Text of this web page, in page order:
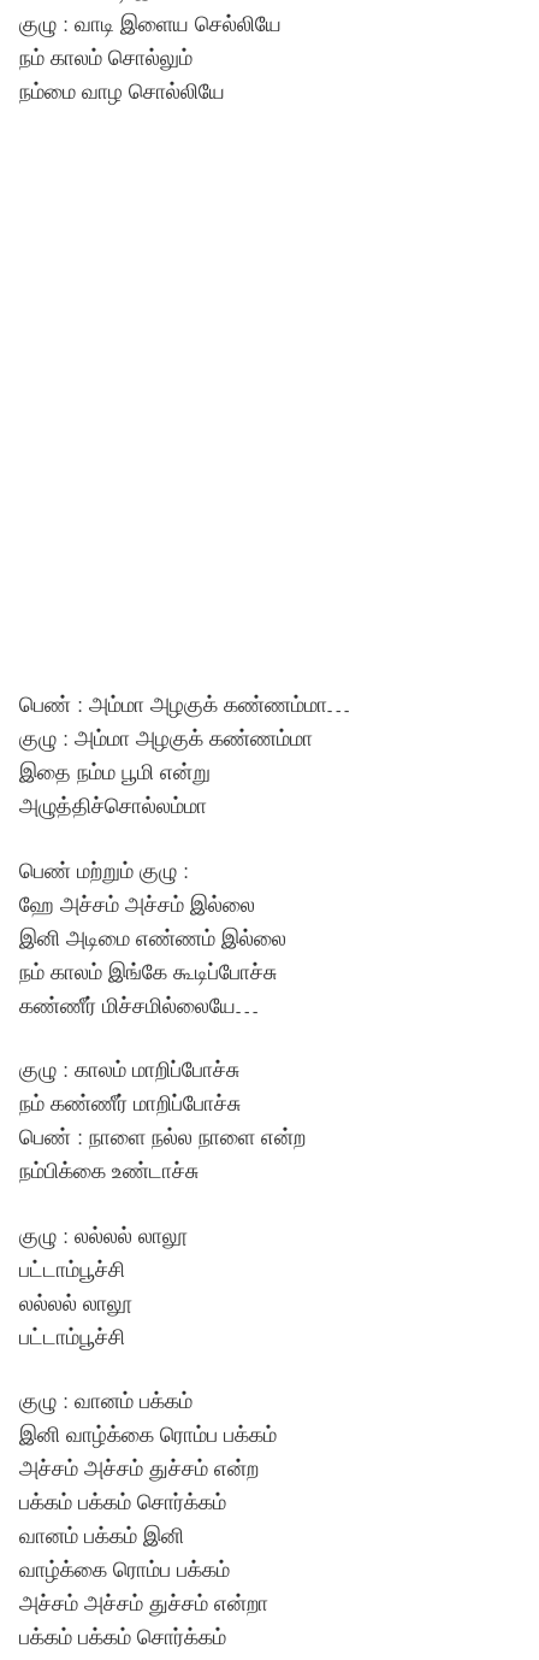
குழு : வாடி இளைய செல்லியே
நம் காலம் சொல்லும்
நம்மை வாழ சொல்லியே
பெண் : அம்மா அழகுக் கண்ணம்மா…
குழு : அம்மா அழகுக் கண்ணம்மா
இதை நம்ம பூமி என்று
அழுத்திச்சொல்லம்மா
பெண் மற்றும் குழு :
ஹே அச்சம் அச்சம் இல்லை
இனி அடிமை எண்ணம் இல்லை
நம் காலம் இங்கே கூடிப்போச்சு
கண்ணீர் மிச்சமில்லையே…
குழு : காலம் மாறிப்போச்சு
நம் கண்ணீர் மாறிப்போச்சு
பெண் : நாளை நல்ல நாளை என்ற
நம்பிக்கை உண்டாச்சு
குழு : லல்லல் லாலூ
பட்டாம்பூச்சி
லல்லல் லாலூ
பட்டாம்பூச்சி
குழு : வானம் பக்கம்
இனி வாழ்க்கை ரொம்ப பக்கம்
அச்சம் அச்சம் துச்சம் என்ற
பக்கம் பக்கம் சொர்க்கம்
வானம் பக்கம் இனி
வாழ்க்கை ரொம்ப பக்கம்
அச்சம் அச்சம் துச்சம் என்றா
பக்கம் பக்கம் சொர்க்கம்